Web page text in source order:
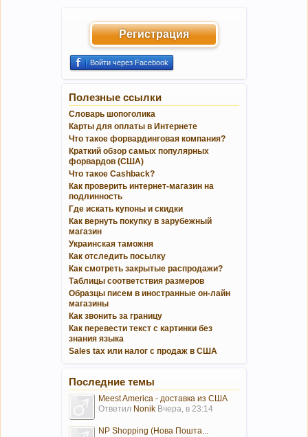
Регистрация
Войти через Facebook
Полезные ссылки
Словарь шопоголика
Карты для оплаты в Интернете
Что такое форвардинговая компания?
Краткий обзор самых популярных
форвардов (США)
Что такое Cashback?
Как проверить интернет-магазин на
подлинность
Где искать купоны и скидки
Как вернуть покупку в зарубежный
магазин
Украинская таможня
Как отследить посылку
Как смотреть закрытые распродажи?
Таблицы соответствия размеров
Образцы писем в иностранные он-лайн
магазины
Как звонить за границу
Как перевести текст с картинки без
знания языка
Sales tax или налог с продаж в США
Последние темы
Meest America - доставка из США
Ответил Nonik Вчера, в 23:14
NP Shopping (Нова Пошта...